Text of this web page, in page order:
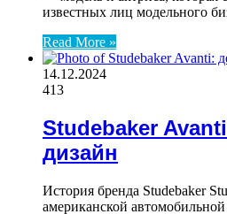
известных лиц модельного
Read More »
14.12.2024
413
Studebaker
дизайн
История бренда Studebaker
американской